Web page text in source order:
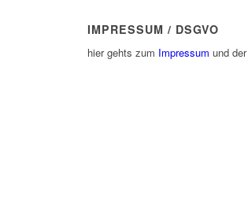
IMPRESSUM / DSGVO
hier gehts zum Impressum und der